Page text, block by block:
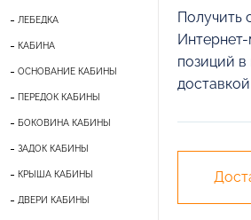
ЛЕБЕДКА
КАБИНА
ОСНОВАНИЕ КАБИНЫ
ПЕРЕДОК КАБИНЫ
БОКОВИНА КАБИНЫ
ЗАДОК КАБИНЫ
КРЫША КАБИНЫ
ДВЕРИ КАБИНЫ
Получить
позиций в